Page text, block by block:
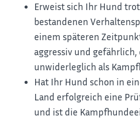
Erweist sich Ihr Hund
bestandenen
einem späteren
aggressiv und
unwiderleglich als
Hat Ihr Hund schon in
Land erfolgreich eine
und ist die